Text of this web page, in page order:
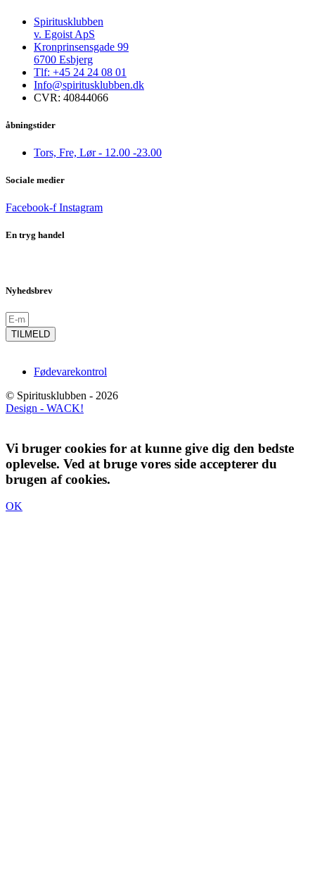
Spiritusklubben
v. Egoist ApS
Kronprinsensgade 99
6700 Esbjerg
Tlf: +45 24 24 08 01
Info@spiritusklubben.dk
CVR: 40844066
åbningstider
Tors, Fre, Lør - 12.00 -23.00
Sociale medier
Facebook-f Instagram
En tryg handel
Nyhedsbrev
TILMELD
Fødevarekontrol
© Spiritusklubben - 2026
Design - WACK!
Vi bruger cookies for at kunne give dig den bedste
oplevelse. Ved at bruge vores side accepterer du
brugen af cookies.
OK